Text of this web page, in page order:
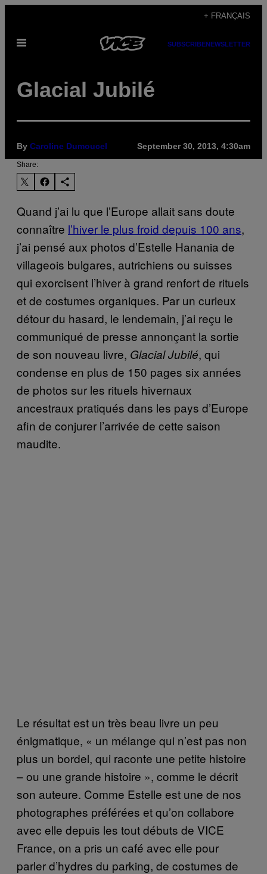
content
+ FRANÇAIS
Open
SUBSCRIBENEWSLETTER
Glacial Jubilé
By Caroline Dumoucel September 30, 2013, 4:30am
Share:
Quand j’ai lu que l’Europe allait sans doute
connaître l’hiver le plus froid depuis 100 ans,
j’ai pensé aux photos d’Estelle Hanania de
villageois bulgares, autrichiens ou suisses
qui exorcisent l’hiver à grand renfort de rituels
et de costumes organiques. Par un curieux
détour du hasard, le lendemain, j’ai reçu le
communiqué de presse annonçant la sortie
de son nouveau livre, Glacial Jubilé, qui
condense en plus de 150 pages six années
de photos sur les rituels hivernaux
ancestraux pratiqués dans les pays d’Europe
afin de conjurer l’arrivée de cette saison
maudite.
Le résultat est un très beau livre un peu
énigmatique, « un mélange qui n’est pas non
plus un bordel, qui raconte une petite histoire
– ou une grande histoire », comme le décrit
son auteure. Comme Estelle est une de nos
photographes préférées et qu’on collabore
avec elle depuis les tout débuts de VICE
France, on a pris un café avec elle pour
parler d’hydres du parking, de costumes de